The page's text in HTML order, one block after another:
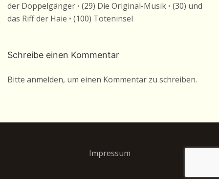
der Doppelgänger • (29) Die Original-Musik • (30) und
das Riff der Haie • (100) Toteninsel
Schreibe einen Kommentar
Bitte anmelden, um einen Kommentar zu schreiben.
Impressum